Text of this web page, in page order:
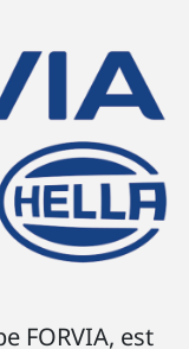
FORVIA, est